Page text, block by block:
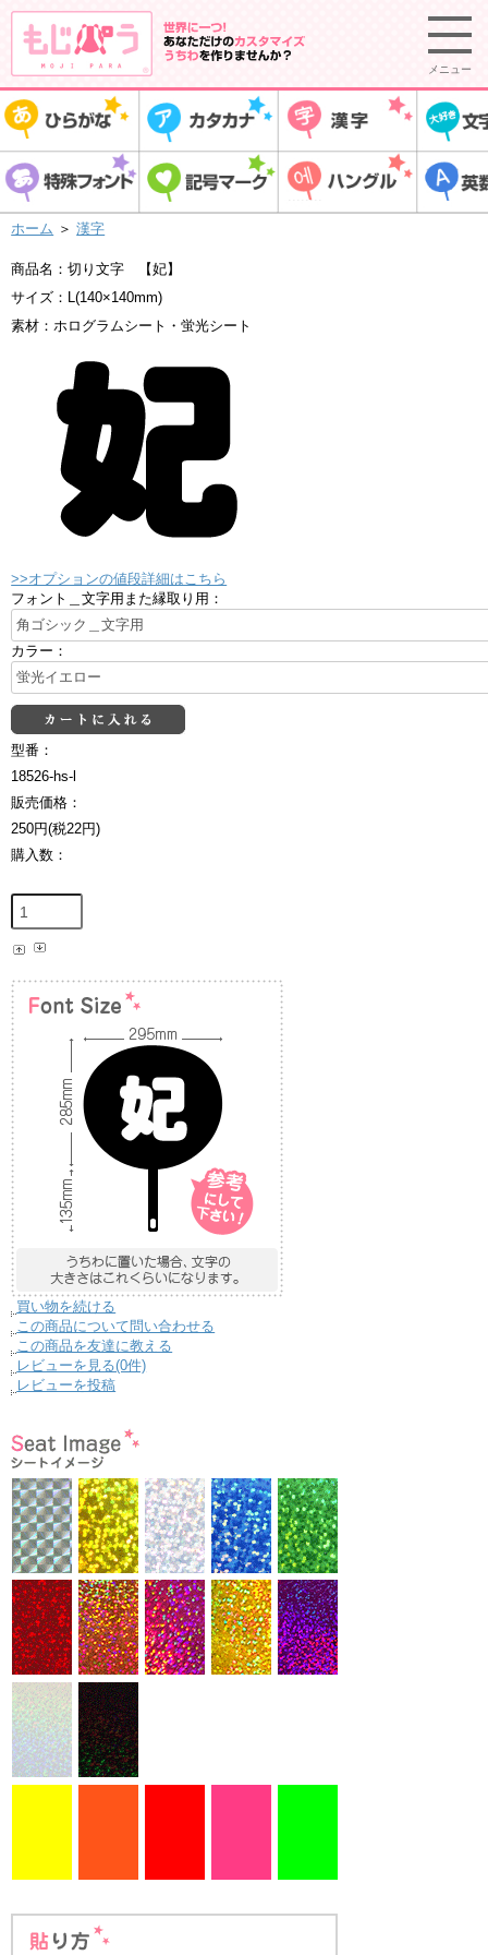
メニュー
ホーム ＞ 漢字
商品名：切り文字 【妃】
サイズ：L(140×140mm)
素材：ホログラムシート・蛍光シート
>>オプションの値段詳細はこちら
フォント＿文字用また縁取り用：
カラー：
型番：
18526-hs-l
販売価格：
250円(税22円)
購入数：
買い物を続ける
この商品について問い合わせる
この商品を友達に教える
レビューを見る(0件)
レビューを投稿